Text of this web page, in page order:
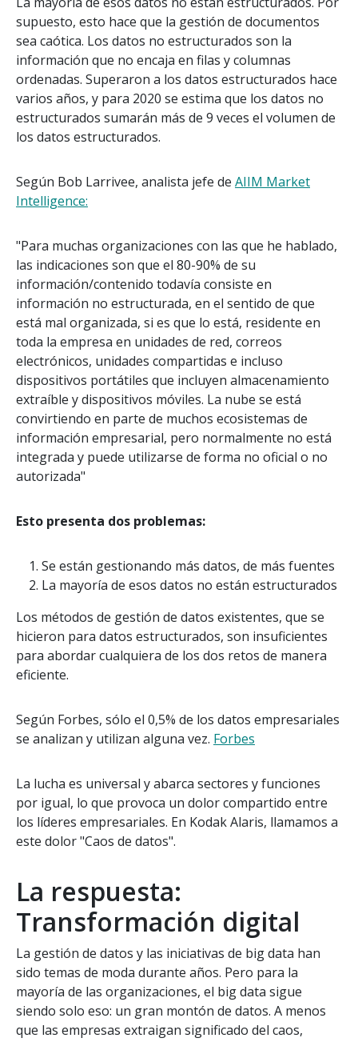
supuesto, esto hace que la gestión de documentos
sea caótica. Los datos no estructurados son la
información que no encaja en filas y columnas
ordenadas. Superaron a los datos estructurados hace
varios años, y para 2020 se estima que los datos no
estructurados sumarán más de 9 veces el volumen de
los datos estructurados.
Según Bob Larrivee, analista jefe de AIIM Market
Intelligence:
"Para muchas organizaciones con las que he hablado,
las indicaciones son que el 80-90% de su
información/contenido todavía consiste en
información no estructurada, en el sentido de que
está mal organizada, si es que lo está, residente en
toda la empresa en unidades de red, correos
electrónicos, unidades compartidas e incluso
dispositivos portátiles que incluyen almacenamiento
extraíble y dispositivos móviles. La nube se está
convirtiendo en parte de muchos ecosistemas de
información empresarial, pero normalmente no está
integrada y puede utilizarse de forma no oficial o no
autorizada"
Esto presenta dos problemas:
Se están gestionando más datos, de más fuentes
La mayoría de esos datos no están estructurados
Los métodos de gestión de datos existentes, que se
hicieron para datos estructurados, son insuficientes
para abordar cualquiera de los dos retos de manera
eficiente.
Según Forbes, sólo el 0,5% de los datos empresariales
se analizan y utilizan alguna vez. Forbes
La lucha es universal y abarca sectores y funciones
por igual, lo que provoca un dolor compartido entre
los líderes empresariales. En Kodak Alaris, llamamos a
este dolor "Caos de datos".
La respuesta:
Transformación digital
La gestión de datos y las iniciativas de big data han
sido temas de moda durante años. Pero para la
mayoría de las organizaciones, el big data sigue
siendo solo eso: un gran montón de datos. A menos
que las empresas extraigan significado del caos,